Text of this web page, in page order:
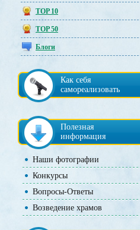
TOP 10
TOP 50
Блоги
Как себя
самореализовать
Полезная
информация
Наши фотографии
Конкурсы
Вопросы-Ответы
Возведение храмов